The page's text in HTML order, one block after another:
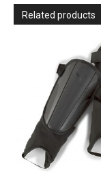
Related products